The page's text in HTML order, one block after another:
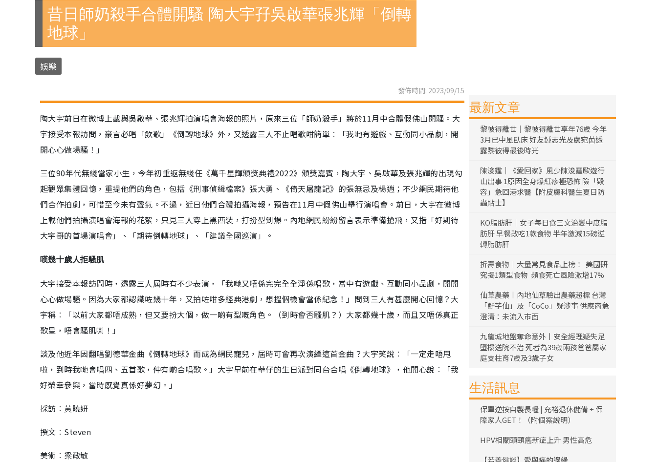
昔日師奶殺手合體開騷 陶大宇孖吳啟華張兆輝「倒轉
地球」
娛樂
發佈時間: 2023/09/15
陶大宇前日在微博上載與吳啟華、張兆輝拍演唱會海報的照片，原來三位「師奶殺手」將於11月中合體假佛山開騷。大
宇接受本報訪問，豪言必唱「飲歌」《倒轉地球》外，又透露三人不止唱歌咁簡單︰「我哋有遊戲、互動同小品劇，開
開心心做場騷！」
三位90年代無綫當家小生，今年初重返無綫任《萬千星輝頒獎典禮2022》頒獎嘉賓，陶大宇、吳啟華及張兆輝的出現勾
起觀眾集體回憶，重提他們的角色，包括《刑事偵緝檔案》張大勇、《倚天屠龍記》的張無忌及楊逍；不少網民期待他
們合作拍劇，可惜至今未有聲氣。不過，近日他們合體拍攝海報，預告在11月中假佛山舉行演唱會。前日，大宇在微博
上載他們拍攝演唱會海報的花絮，只見三人穿上黑西裝，打扮型到爆。內地網民紛紛留言表示準備搶飛，又指「好期待
大宇哥的首場演唱會」、「期待倒轉地球」、「建議全國巡演」。
嘆幾十歲人拒騷肌
大宇接受本報訪問時，透露三人屆時有不少表演，「我哋又唔係完完全全淨係唱歌，當中有遊戲、互動同小品劇，開開
心心做場騷。因為大家都認識咗幾十年，又拍咗咁多經典港劇，想搵個機會當係紀念！」問到三人有甚麼開心回憶？大
宇稱︰「以前大家都唔成熟，但又要扮大個，做一啲有型嘅角色。（到時會否騷肌？）大家都幾十歲，而且又唔係真正
歌星，唔會騷肌喇！」
談及他近年因翻唱劉德華金曲《倒轉地球》而成為網民寵兒，屆時可會再次演繹這首金曲？大宇笑說︰「一定走唔甩
啦，到時我哋會唱四、五首歌，仲有啲合唱歌。」大宇早前在華仔的生日派對同台合唱《倒轉地球》，他開心說︰「我
好榮幸參與，當時感覺真係好夢幻。」
採訪︰黃曉妍
撰文︰Steven
美術︰梁政敏
最新文章
黎彼得離世｜黎彼得離世享年76歲 今年
3月已中風臥床 好友鍾志光及盧宛茵透
露黎彼得最後時光
陳浚霆｜《愛回家》風少陳浚霆歐遊行
山出事 1原因全身爆紅疹極恐怖 險「毀
容」急回港求醫【附皮膚科醫生夏日防
蟲貼士】
KO脂肪肝｜女子每日食三文治變中度脂
肪肝 早餐改吃1款食物 半年激減15磅逆
轉脂肪肝
折壽食物｜大量常見食品上榜！ 美國研
究揭1類型食物 頻食死亡風險激增17%
仙草農藥丨內地仙草驗出農藥超標 台灣
「鮮芋仙」及「CoCo」疑涉事 供應商急
澄清：未流入市面
九龍城地盤奪命意外丨安全經理疑失足
墮樓送院不治 死者為39歲兩孩爸爸屬家
庭支柱育7歲及3歲子女
生活訊息
保單逆按自製長糧 | 充裕退休儲備 + 保
障家人GET！（附個案說明）
HPV相關頭頸癌新症上升 男性高危
【若善健談】愛與痛的邊緣